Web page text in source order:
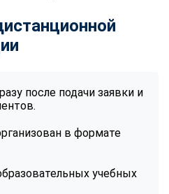
после подачи заявки и
в формате
учебных